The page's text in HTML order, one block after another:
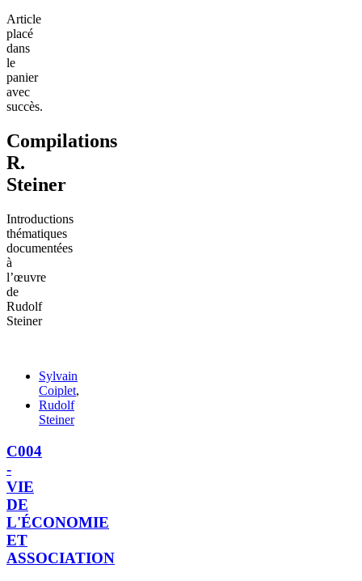
Article
placé
dans
le
panier
avec
succès.
Compilations
R.
Steiner
Introductions
thématiques
documentées
à
l’œuvre
de
Rudolf
Steiner
Sylvain
Coiplet,
Rudolf
Steiner
C004
-
VIE
DE
L'ÉCONOMIE
ET
ASSOCIATION